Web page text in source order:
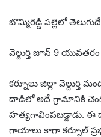
బొమ్మిరెడ్డి పల్లెలో
వెల్దుర్తి జూన్ 9
కర్నూలు జిల్లా వెల్దుర్తి
దాడిలో అదే గ్రామానికి
హత్యగావింపబడ్డాడు. ఈ
గాయాలు కాగా కర్నూల్